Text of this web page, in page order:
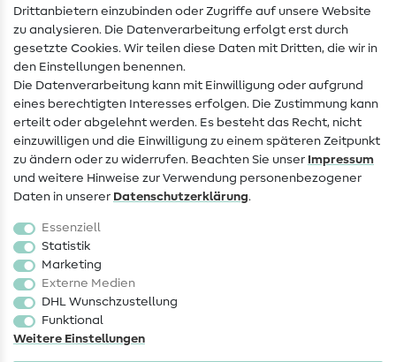
Kontakt
Infos zum Betreiberwechsel
Widerrufsrecht
Beliebt
Stoffe
Sale
Schnittmuster
Drittanbietern einzubinden oder Zugriffe auf unsere Website
zu analysieren. Die Datenverarbeitung erfolgt erst durch
gesetzte Cookies. Wir teilen diese Daten mit Dritten, die wir in
den Einstellungen benennen.
Die Datenverarbeitung kann mit Einwilligung oder aufgrund
eines berechtigten Interesses erfolgen. Die Zustimmung kann
erteilt oder abgelehnt werden. Es besteht das Recht, nicht
einzuwilligen und die Einwilligung zu einem späteren Zeitpunkt
zu ändern oder zu widerrufen. Beachten Sie unser Impressum
und weitere Hinweise zur Verwendung personenbezogener
Daten in unserer Daten­schutz­erklärung.
Essenziell
Statistik
Marketing
Externe Medien
DHL Wunschzustellung
Funktional
Weitere Einstellungen